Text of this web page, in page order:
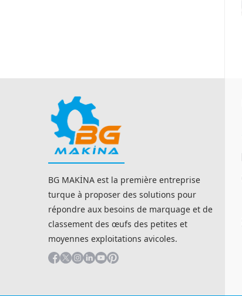
BG MAKİNA est la première entreprise
turque à proposer des solutions pour
répondre aux besoins de marquage et de
classement des œufs des petites et
moyennes exploitations avicoles.